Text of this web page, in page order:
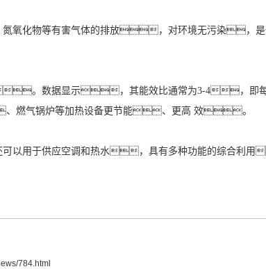
化物等有害气体的排放，对环境无污染，是
。数据显示，其能效比通常为3-4，即
燃气锅炉等加热设备更节能、更高 效。
用于供应空调和热水，具有多种功能的综合利
784.html